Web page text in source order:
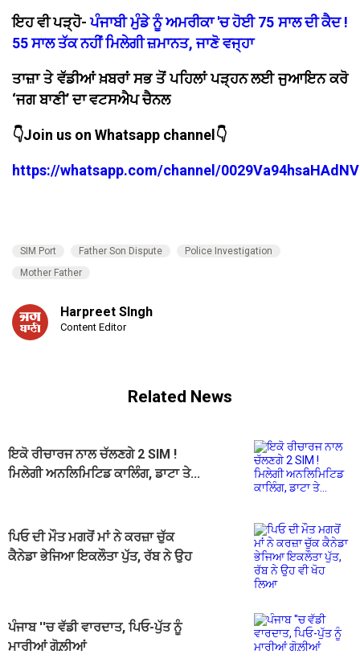
ਇਹ ਵੀ ਪੜ੍ਹੋੋ-ਪੰਜਾਬੀ ਮੁੰਡੇ ਨੂੰ ਅਮਰੀਕਾ 'ਚ ਹੋਈ 75 ਸਾਲ ਦੀ ਕੈਦ !
55 ਸਾਲ ਤੱਕ ਨਹੀਂ ਮਿਲੇਗੀ ਜ਼ਮਾਨਤ, ਜਾਣੋ ਵਜ੍ਹਾ
ਤਾਜ਼ਾ ਤੇ ਵੱਡੀਆਂ ਖ਼ਬਰਾਂ ਸਭ ਤੋਂ ਪਹਿਲਾਂ ਪੜ੍ਹਨ ਲਈ ਜੁਆਇਨ ਕਰੋ
‘ਜਗ ਬਾਣੀ’ ਦਾ ਵਟਸਐਪ ਚੈਨਲ
👇Join us on Whatsapp channel👇
https://whatsapp.com/channel/
SIM Port Father Son Dispute
Police Investigation
Mother Father
Harpreet SIngh
Content Editor
Related News
ਇਕੋ ਰੀਚਾਰਜ ਨਾਲ ਚੱਲਣਗੇ 2 SIM !
ਮਿਲੇਗੀ ਅਨਲਿਮਿਟਿਡ ਕਾਲਿੰਗ, ਡਾਟਾ ਤੇ...
ਪਿਓ ਦੀ ਮੌਤ ਮਗਰੋਂ ਮਾਂ ਨੇ ਕਰਜ਼ਾ ਚੁੱਕ
ਕੈਨੇਡਾ ਭੇਜਿਆ ਇਕਲੌਤਾ ਪੁੱਤ, ਰੱਬ ਨੇ ਉਹ
ਪੰਜਾਬ ''ਚ ਵੱਡੀ ਵਾਰਦਾਤ, ਪਿਓ-ਪੁੱਤ ਨੂੰ
ਮਾਰੀਆਂ ਗੋਲ਼ੀਆਂ